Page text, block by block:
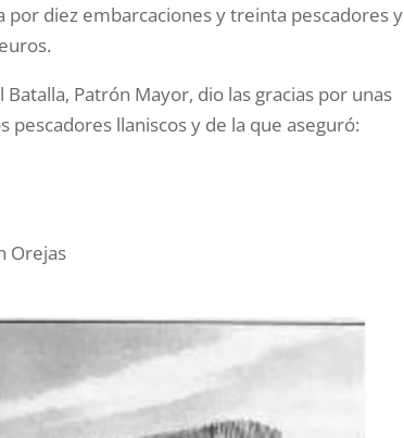
diez embarcaciones y treinta pescadores y
Patrón Mayor, dio las gracias por unas
pescadores llaniscos y de la que aseguró:
Orejas